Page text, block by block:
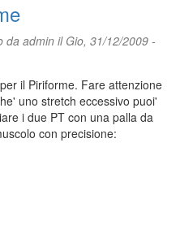
daadmin il Gio, 31/12/2009 -
il Piriforme. Fare attenzione
uno stretch eccessivo puoi'
i due PT con una palla da
con precisione: